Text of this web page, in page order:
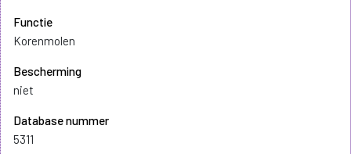
Functie
Korenmolen
Bescherming
niet
Database nummer
5311